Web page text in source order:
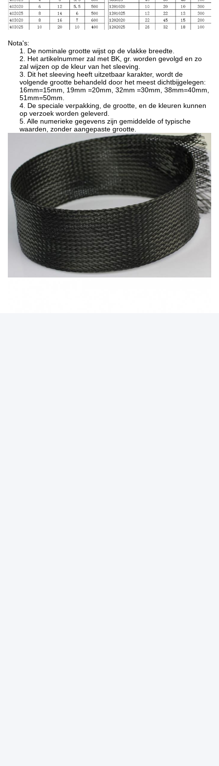
Nota's:
1. De nominale grootte wijst op de vlakke breedte.
2. Het artikelnummer zal met BK, gr. worden gevolgd en zo
zal wijzen op de kleur van het sleeving.
3. Dit het sleeving heeft uitzetbaar karakter, wordt de
volgende grootte behandeld door het meest dichtbijgelegen:
16mm=15mm, 19mm =20mm, 32mm =30mm, 38mm=40mm,
51mm=50mm.
4. De speciale verpakking, de grootte, en de kleuren kunnen
op verzoek worden geleverd.
5. Alle numerieke gegevens zijn gemiddelde of typische
waarden, zonder aangepaste grootte.